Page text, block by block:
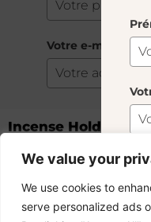
We value your
We use cookies to
serve personalized ads
Incense Holder
Stock bas 2 stock!
Votre e-mail
Copyright ©
Toutes les créations,